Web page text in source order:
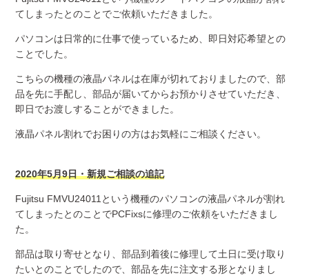
てしまったとのことでご依頼いただきました。
パソコンは日常的に仕事で使っているため、即日対応希望との
ことでした。
こちらの機種の液晶パネルは在庫が切れておりましたので、部
品を先に手配し、部品が届いてからお預かりさせていただき、
即日でお渡しすることができました。
液晶パネル割れでお困りの方はお気軽にご相談ください。
2020年5月9日・新規ご相談の追記
Fujitsu FMVU24011という機種のパソコンの液晶パネルが割れ
てしまったとのことでPCFixsに修理のご依頼をいただきまし
た。
部品は取り寄せとなり、部品到着後に修理して土日に受け取り
たいとのことでしたので、部品を先に注文する形となりまし